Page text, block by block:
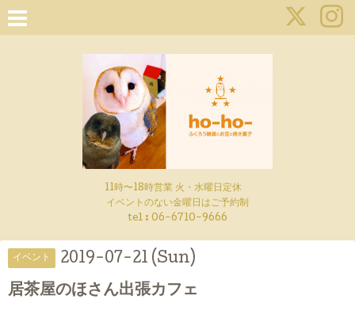
11時〜18時営業 火・水曜日定休
イベントのない金曜日はご予約制
tel : 06-6710-9666
イベント 2019-07-21 (Sun)
居茶屋のほさん出張カフェ